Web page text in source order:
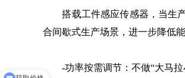
搭载工件感应传感器，当生产
合间歇式生产场景，进一步降低能
-功率按需调节：不做“大马拉